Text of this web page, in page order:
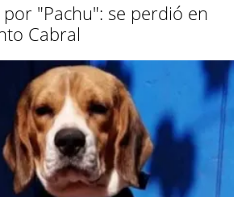
por "Pachu": se perdió en
Cabral